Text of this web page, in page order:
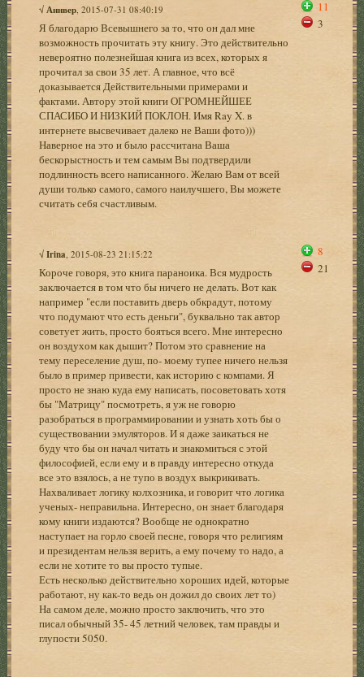
√ Аннвер , 2015-07-31 08:40:19
Я благодарю Всевышнего за то, что он дал мне
возможность прочитать эту книгу. Это действительно
невероятно полезнейшая книга из всех, которых я
прочитал за свои 35 лет. А главное, что всё
доказывается Действительными примерами и
фактами. Автору этой книги ОГРОМНЕЙШЕЕ
СПАСИБО И НИЗКИЙ ПОКЛОН. Имя Ray X. в
интернете высвечивает далеко не Ваши фото)))
Наверное на это и было рассчитана Ваша
бескорыстность и тем самым Вы подтвердили
подлинность всего написанного. Желаю Вам от всей
души только самого, самого наилучшего, Вы можете
считать себя счастливым.
11
3
√Irina , 2015-08-23 21:15:22
Короче говоря, это книга параноика. Вся мудрость
заключается в том что бы ничего не делать. Вот как
например "если поставить дверь обкрадут, потому
что подумают что есть деньги", буквально так автор
советует жить, просто бояться всего. Мне интересно
он воздухом как дышит? Потом это сравнение на
тему переселение душ, по- моему тупее ничего нельзя
было в пример привести, как историю с компами. Я
просто не знаю куда ему написать, посоветовать хотя
бы "Матрицу" посмотреть, я уж не говорю
разобраться в программировании и узнать хоть бы о
существовании эмуляторов. И я даже заикаться не
буду что бы он начал читать и знакомиться с этой
философией, если ему и в правду интересно откуда
все это взялось, а не тупо в воздух выкрикивать.
Нахваливает логику колхозника, и говорит что логика
ученых- неправильна. Интересно, он знает благодаря
кому книги издаются? Вообще не однократно
наступает на горло своей песне, говоря что религиям
и президентам нельзя верить, а ему почему то надо, а
если не хотите то вы просто тупые.
Есть несколько действительно хороших идей, которые
работают, ну как-то ведь он дожил до своих лет то)
На самом деле, можно просто заключить, что это
писал обычный 35- 45 летний человек, там правды и
глупости 5050.
8
21